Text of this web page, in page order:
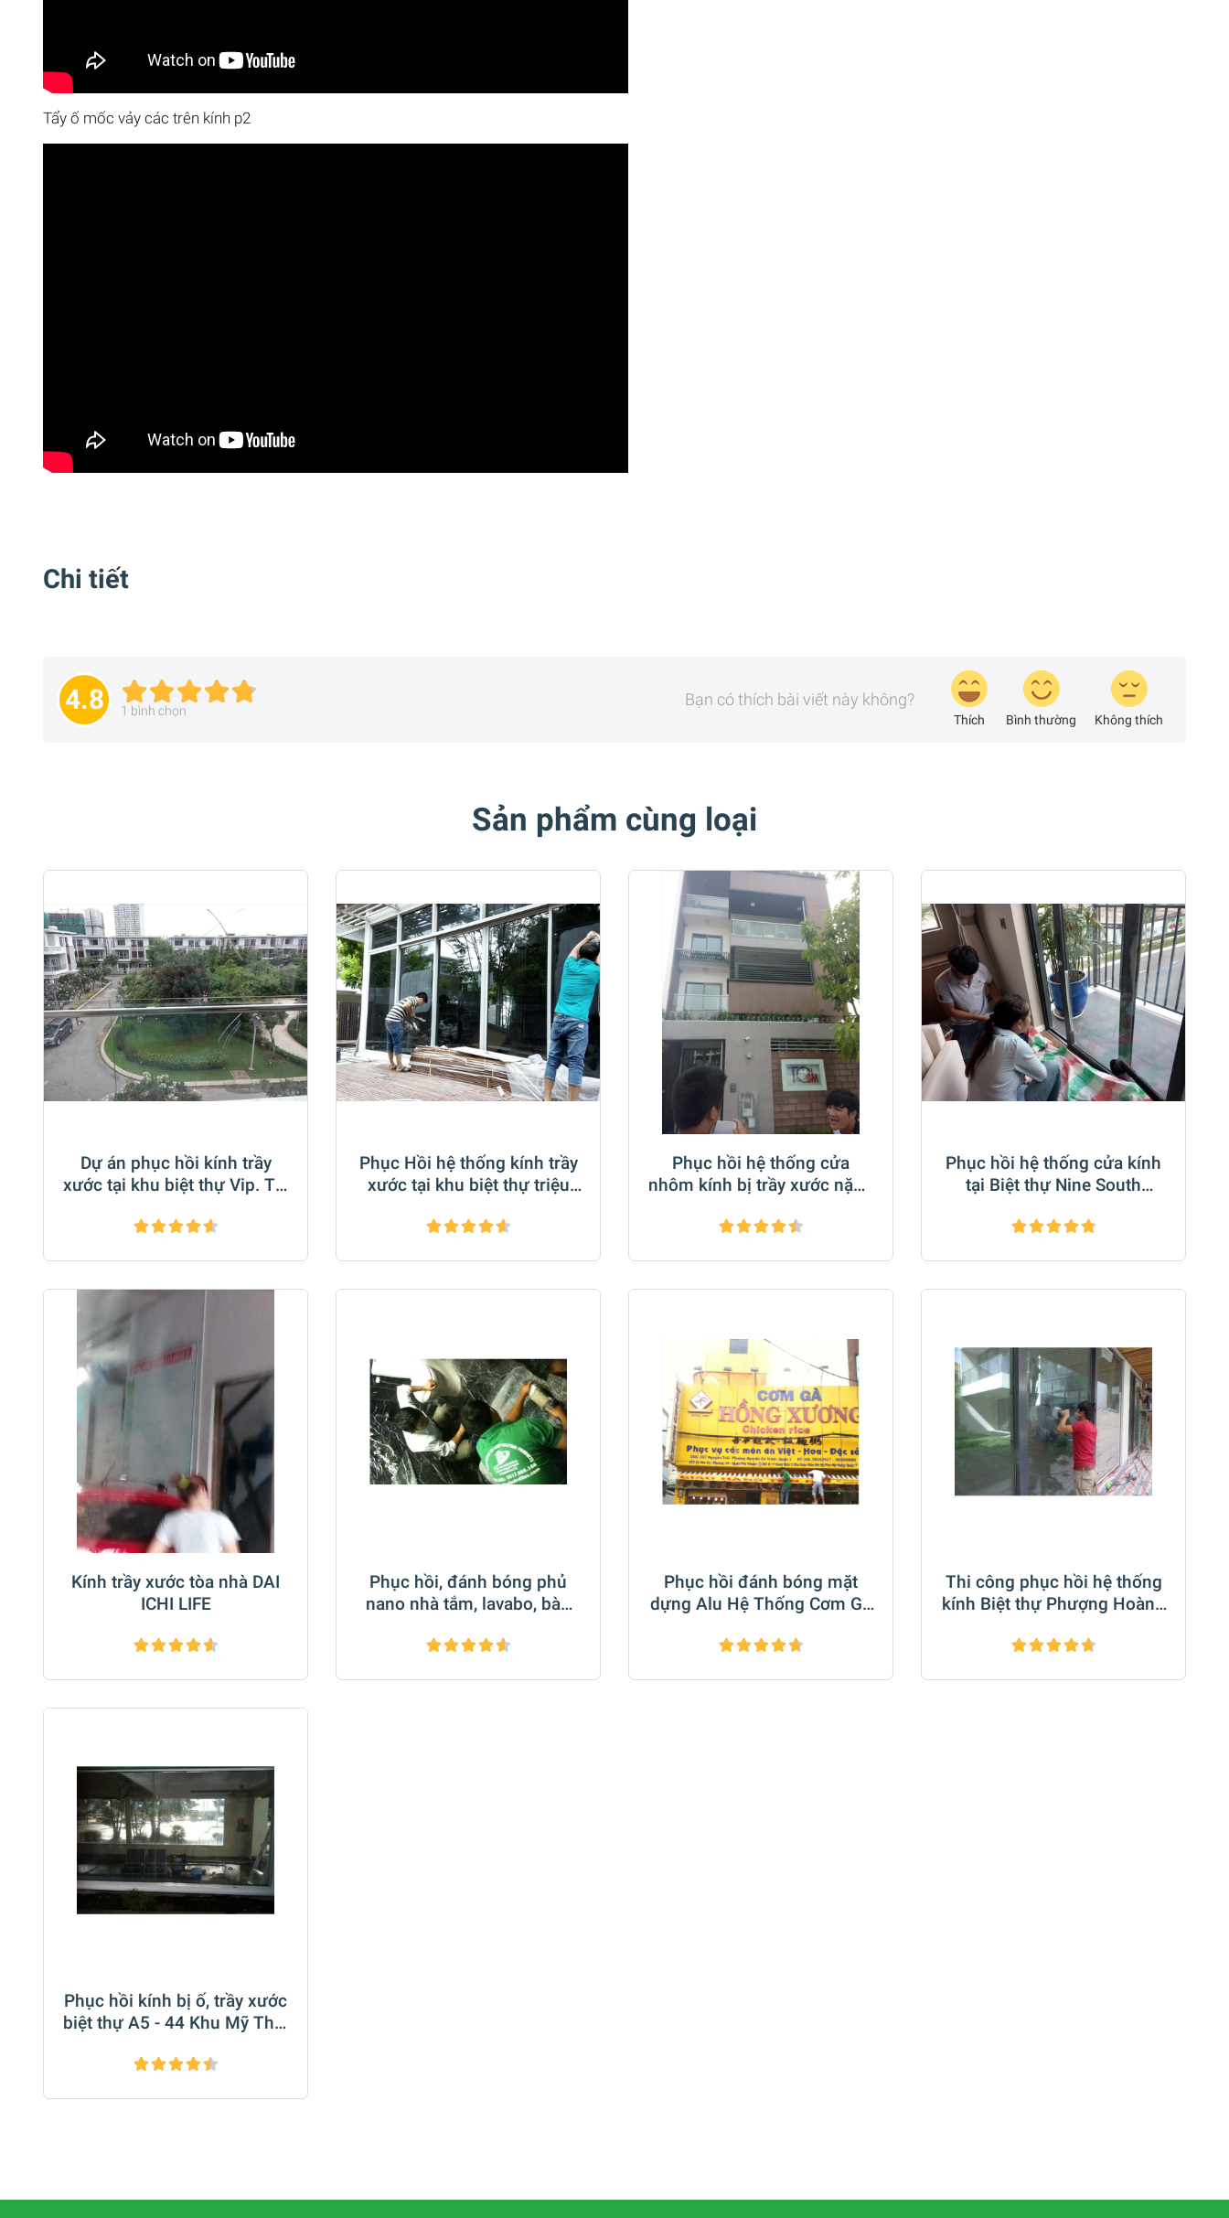
Tẩy ố mốc vảy các trên kính p2
Chi tiết
4.8 1 bình chọn
Bạn có thích bài viết này không?
Thích Bình thường Không thích
Sản phẩm cùng loại
Dự án phục hồi kính trầy
xước tại khu biệt thự Vip. Tại
Phục Hồi hệ thống kính trầy
xước tại khu biệt thự triệu
Phục hồi hệ thống cửa
nhôm kính bị trầy xước nặng
Phục hồi hệ thống cửa kính
tại Biệt thự Nine South
Kính trầy xước tòa nhà DAI
ICHI LIFE
Phục hồi, đánh bóng phủ
nano nhà tắm, lavabo, bàn
Q3
Phục hồi đánh bóng mặt
dựng Alu Hệ Thống Cơm Gà
Thi công phục hồi hệ thống
kính Biệt thự Phượng Hoàng
Phục hồi kính bị ố, trầy xước
biệt thự A5 - 44 Khu Mỹ Thái